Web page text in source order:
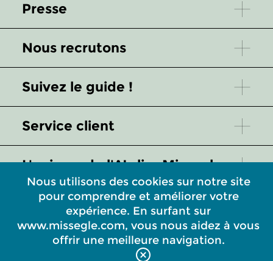
Nous utilisons des cookies sur notre site
pour comprendre et améliorer votre
expérience. En surfant sur
www.missegle.com, vous nous aidez à vous
offrir une meilleure navigation.
Presse
Nous recrutons
Suivez le guide !
Service client
L'univers de l'Atelier Missegle
Quelques mots pour mieux nous
connaître
mentions légales-plan du site-cgv-
php-france.fr